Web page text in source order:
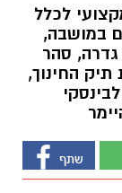
לכלל
במושבה,
סהר
החינוך,